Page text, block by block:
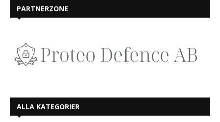
PARTNERZONE
ALLA KATEGORIER